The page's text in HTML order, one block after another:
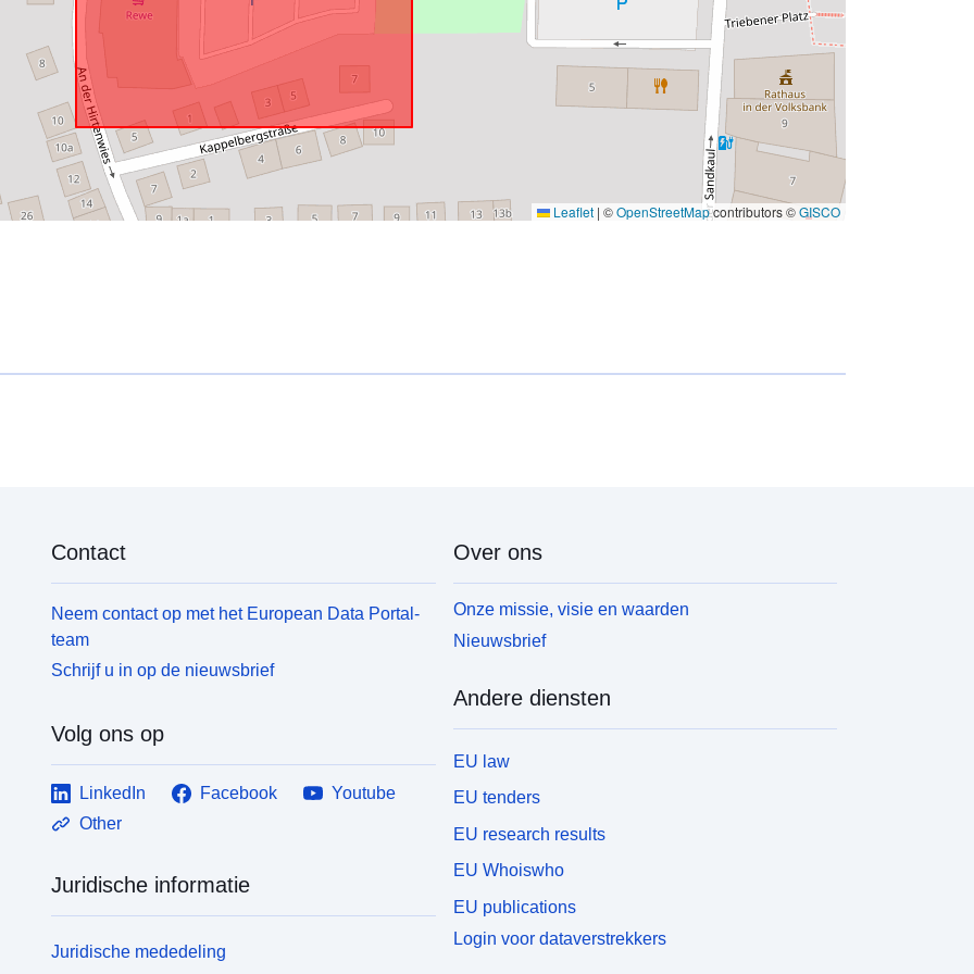
Leaflet | ©OpenStreetMapcontributors ©GISCO
Contact
Neem contact op met het European Data Portal-
team
Schrijf u in op de nieuwsbrief
Volg ons op
LinkedIn Facebook
Youtube
Other
Juridische informatie
Juridische mededeling
Over ons
Onze missie, visie en waarden
Nieuwsbrief
Andere diensten
EU law
EU tenders
EU research results
EU Whoiswho
EU publications
Login voor dataverstrekkers